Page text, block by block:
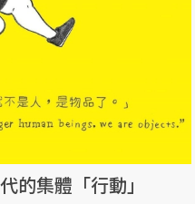
的集體「行動」